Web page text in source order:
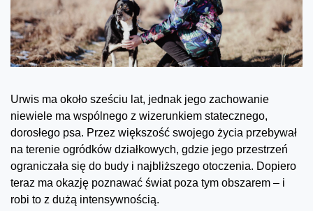
Urwis ma około sześciu lat, jednak jego zachowanie
niewiele ma wspólnego z wizerunkiem statecznego,
dorosłego psa. Przez większość swojego życia przebywał
na terenie ogródków działkowych, gdzie jego przestrzeń
ograniczała się do budy i najbliższego otoczenia. Dopiero
teraz ma okazję poznawać świat poza tym obszarem – i
robi to z dużą intensywnością.